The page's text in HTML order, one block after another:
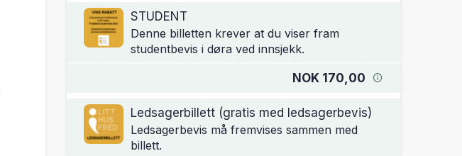
STUDENT
Denne billetten krever at du viser fram
studentbevis i døra ved innsjekk.
NOK 170,00
Ledsagerbillett (gratis med ledsagerbevis)
Ledsagerbevis må fremvises sammen med
billett.